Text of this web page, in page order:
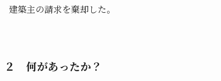
建築主の請求を棄却した。
２ 何があったか？